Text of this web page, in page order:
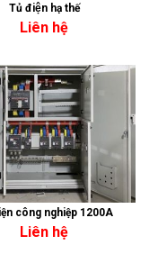
Tủ điện hạ thế
Liên hệ
công nghiệp 1200A
Liên hệ